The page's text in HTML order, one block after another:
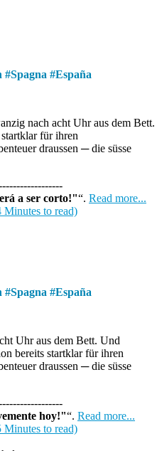
#Spagna #España
nach acht Uhr aus dem Bett.
für ihren
draussen ─ die süsse
a ser corto!" . Read more...
Minutes to read)
#Spagna #España
Uhr aus dem Bett. Und
bereits startklar für ihren
draussen ─ die süsse
hoy!" . Read more...
Minutes to read)